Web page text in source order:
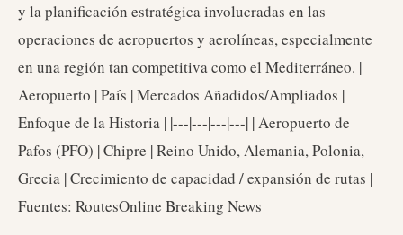
y la planificación estratégica involucradas en las
operaciones de aeropuertos y aerolíneas, especialmente
en una región tan competitiva como el Mediterráneo. |
Aeropuerto | País | Mercados Añadidos/Ampliados |
Enfoque de la Historia | |---|---|---|---| | Aeropuerto de
Pafos (PFO) | Chipre | Reino Unido, Alemania, Polonia,
Grecia | Crecimiento de capacidad / expansión de rutas |
Fuentes: RoutesOnline Breaking News